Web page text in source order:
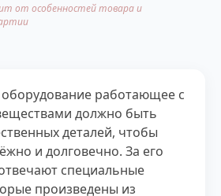
от особенностей товара и
работающее с
должно быть
деталей, чтобы
и долговечно. За его
специальные
произведены из